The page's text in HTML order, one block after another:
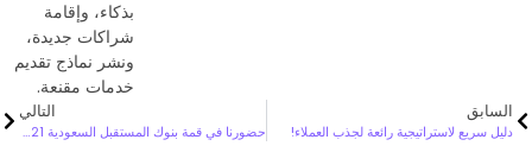
بذكاء، وإقامة
شراكات جديدة،
ونشر نماذج تقديم
خدمات مقنعة.
السابق
دليل سريع لاستراتيجية رائعة لجذب العملاء!
التالي
حضورنا في قمة بنوك المستقبل السعودية 2021